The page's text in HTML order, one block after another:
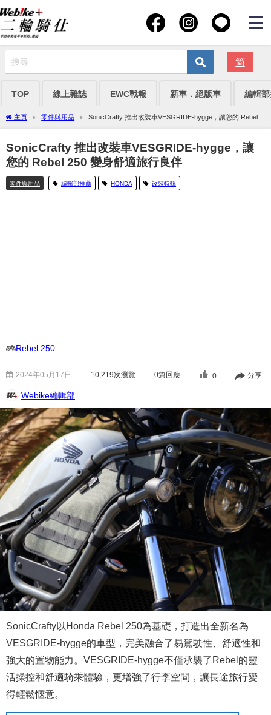
简
TOP 線上雜誌 EWC戰報 新車．絕版車 編輯
主頁 零件與用品
SonicCrafty 推出改裝車VESGRIDE-hygge，讓您的 Rebel
250 變身舒適旅行良伴
SonicCrafty 推出改裝車VESGRIDE-hygge，讓
您的 Rebel 250 變身舒適旅行良伴
零件與用品 編輯部推薦 HONDA 改裝特輯
Rebel 250
2024年05月17日 10,219次瀏覽 0篇回應 0 分享
Webike編輯部
SonicCrafty以Honda Rebel 250為基礎，打造出全新名為
VESGRIDE-hygge的車型，完美融合了易駕駛性、舒適性和
強大的置物能力。VESGRIDE-hygge不僅承襲了Rebel的靈
活操控和舒適騎乘體驗，更增強了行李空間，讓長途旅行變
得輕鬆愜意。